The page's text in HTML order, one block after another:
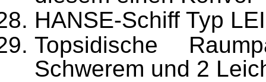
HANSE-Schiff Typ
Topsidische
Schwerem und 2